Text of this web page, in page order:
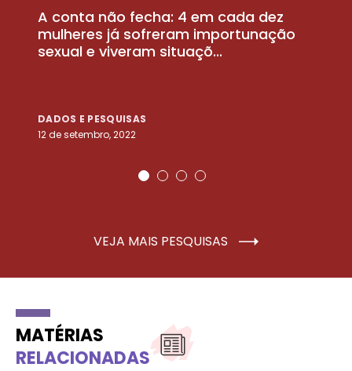
A conta não fecha: 4 em cada dez
mulheres já sofreram importunação
sexual e viveram situaçõ...
DADOS E PESQUISAS
12 de setembro, 2022
VEJA MAIS PESQUISAS
MATÉRIAS
RELACIONADAS